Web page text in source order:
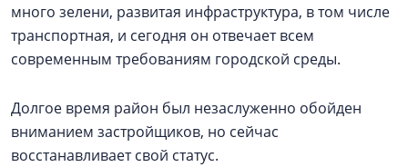
много зелени, развитая инфраструктура, в том числе
транспортная, и сегодня он отвечает всем
современным требованиям городской среды.
Долгое время район был незаслуженно обойден
вниманием застройщиков, но сейчас
восстанавливает свой статус.